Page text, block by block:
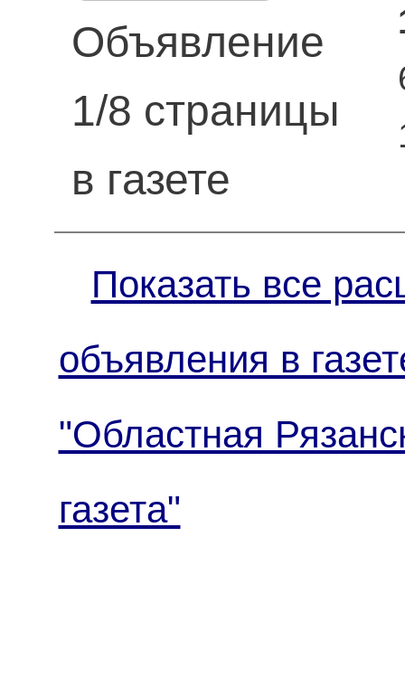
Объявление
1/8 страницы
в газете
Показать все
объявления в
"Областная
газета"